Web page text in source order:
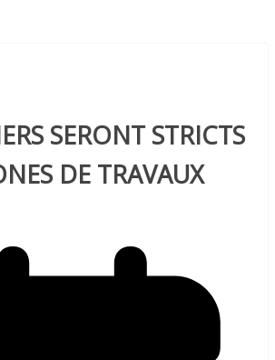
SERONT STRICTS
DE TRAVAUX